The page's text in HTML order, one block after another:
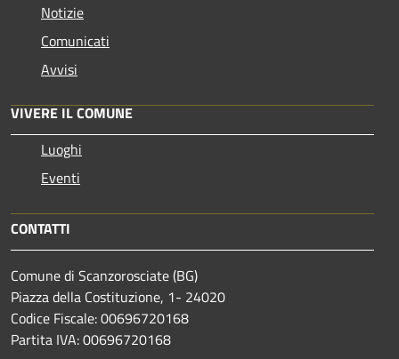
Notizie
Comunicati
Avvisi
VIVERE IL COMUNE
Luoghi
Eventi
CONTATTI
Comune di Scanzorosciate (BG)
Piazza della Costituzione, 1- 24020
Codice Fiscale: 00696720168
Partita IVA: 00696720168